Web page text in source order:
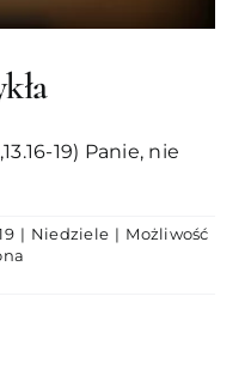
19) Panie, nie
| Niedziele | Możliwość